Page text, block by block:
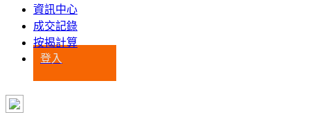
資訊中心
成交記錄
按揭計算
登入